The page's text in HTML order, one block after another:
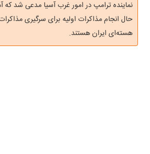
نماینده ترامپ در امور غرب آسیا مدعی شد که
حال انجام مذاکرات اولیه برای سرگیری
هسته‌ای ایران هستند.